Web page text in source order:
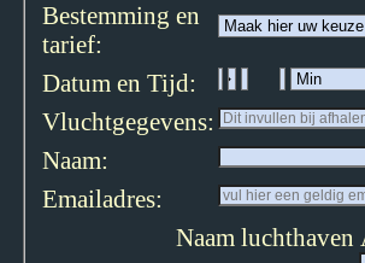
Bestemming en
tarief:
Datum en Tijd:
Vluchtgegevens:
Naam:
Emailadres:
Naam luchthaven